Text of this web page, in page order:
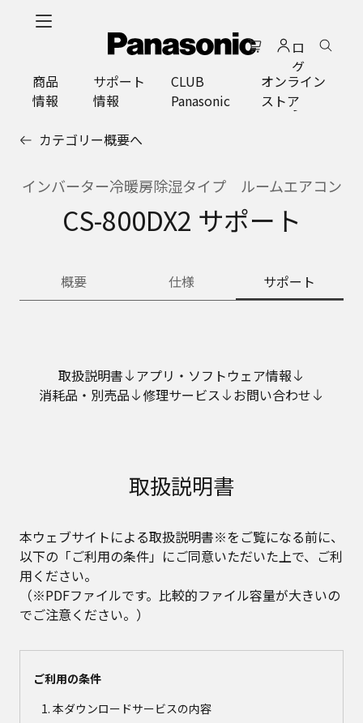
ロ
グ
イ
ン
商品
情報
サポート
情報
CLUB
Panasonic
オンライン
ストア
カテゴリー概要へ
インバーター冷暖房除湿タイプ ルームエアコン
CS-800DX2 サポート
概要 仕様 サポート
取扱説明書
アプリ・ソフトウェア情報
消耗品・別売品
修理サービス お問い合わせ
取扱説明書
本ウェブサイトによる取扱説明書※をご覧になる前に、
以下の「ご利用の条件」にご同意いただいた上で、ご利
用ください。
（※PDFファイルです。比較的ファイル容量が大きいの
でご注意ください。）
ご利用の条件
本ダウンロードサービスの内容